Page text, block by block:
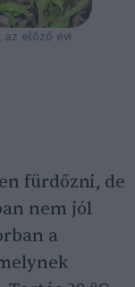
az előző évi
fürdőzni, de
nem jól
a